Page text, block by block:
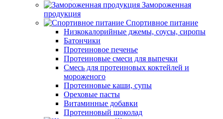
Замороженная
продукция
Спортивное питание
Низкокалорийные джемы, соусы, сиропы
Батончики
Протеиновое печенье
Протеиновые смеси для выпечки
Смесь для протеиновых коктейлей и
мороженого
Протеиновые каши, супы
Ореховые пасты
Витаминные добавки
Протеиновый шоколад